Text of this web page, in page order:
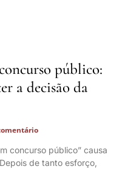
público:
a decisão da
concurso público” causa
de tanto esforço,